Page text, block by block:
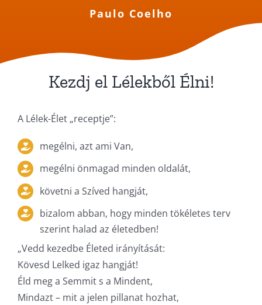
Paulo Coelho
Kezdj el Lélekből Élni!
A Lélek-Élet „receptje”:
megélni, azt ami Van,
megélni önmagad minden oldalát,
követni a Szíved hangját,
bizalom abban, hogy minden tökéletes terv
szerint halad az életedben!
„Vedd kezedbe Életed irányítását:
Kövesd Lelked igaz hangját!
Éld meg a Semmit s a Mindent,
Mindazt – mit a jelen pillanat hozhat,